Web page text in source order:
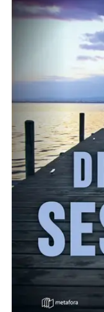
FUNKČNÍ
Nezbytně nutné soubory
stránek, jako je přihlášení
bez nezbytně nutných
Název
CookieScriptConsent